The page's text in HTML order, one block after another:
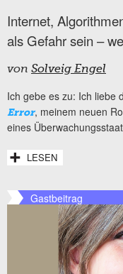
Internet,
als Gefahr sein –
von Solveig Engel
Ich gebe es zu: Ich liebe
Error, meinem neuen
eines
LESEN
Gastbeitrag